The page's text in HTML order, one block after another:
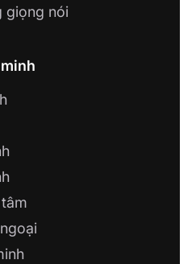
CÔNG NGHỆ
TƯ VẤN THƯƠNG
MINH
Phan Thiết, tỉnh Bình
MINH HOÀNG
3, P. Hoàng Văn Thụ,
giọng nói